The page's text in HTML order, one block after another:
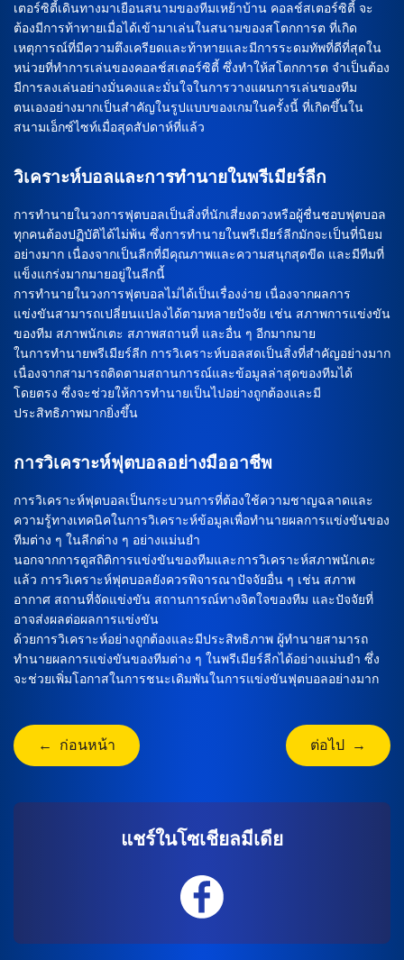
เตอร์ซิตี้เดินทางมาเยือนสนามของทีมเหย้าบ้าน คอลช์สเตอร์ซิตี้ จะ
ต้องมีการท้าทายเมื่อได้เข้ามาเล่นในสนามของสโตกการต ที่เกิด
เหตุการณ์ที่มีความตึงเครียดและท้าทายและมีการระดมทัพที่ดีที่สุดใน
หน่วยที่ทำการเล่นของคอลช์สเตอร์ซิตี้ ซึ่งทำให้สโตกการต จำเป็นต้อง
มีการลงเล่นอย่างมั่นคงและมั่นใจในการวางแผนการเล่นของทีม
ตนเองอย่างมากเป็นสำคัญในรูปแบบของเกมในครั้งนี้ ที่เกิดขึ้นใน
สนามเอ็กซ์ไซท์เมื่อสุดสัปดาห์ที่แล้ว
วิเคราะห์บอลและการทำนายในพรีเมียร์ลีก
การทำนายในวงการฟุตบอลเป็นสิ่งที่นักเสี่ยงดวงหรือผู้ชื่นชอบฟุตบอล
ทุกคนต้องปฏิบัติได้ไม่พ้น ซึ่งการทำนายในพรีเมียร์ลีกมักจะเป็นที่นิยม
อย่างมาก เนื่องจากเป็นลีกที่มีคุณภาพและความสนุกสุดขีด และมีทีมที่
แข็งแกร่งมากมายอยู่ในลีกนี้
การทำนายในวงการฟุตบอลไม่ได้เป็นเรื่องง่าย เนื่องจากผลการ
แข่งขันสามารถเปลี่ยนแปลงได้ตามหลายปัจจัย เช่น สภาพการแข่งขัน
ของทีม สภาพนักเตะ สภาพสถานที่ และอื่น ๆ อีกมากมาย
ในการทำนายพรีเมียร์ลีก การวิเคราะห์บอลสดเป็นสิ่งที่สำคัญอย่างมาก
เนื่องจากสามารถติดตามสถานการณ์และข้อมูลล่าสุดของทีมได้
โดยตรง ซึ่งจะช่วยให้การทำนายเป็นไปอย่างถูกต้องและมี
ประสิทธิภาพมากยิ่งขึ้น
การวิเคราะห์ฟุตบอลอย่างมืออาชีพ
การวิเคราะห์ฟุตบอลเป็นกระบวนการที่ต้องใช้ความชาญฉลาดและ
ความรู้ทางเทคนิคในการวิเคราะห์ข้อมูลเพื่อทำนายผลการแข่งขันของ
ทีมต่าง ๆ ในลีกต่าง ๆ อย่างแม่นยำ
นอกจากการดูสถิติการแข่งขันของทีมและการวิเคราะห์สภาพนักเตะ
แล้ว การวิเคราะห์ฟุตบอลยังควรพิจารณาปัจจัยอื่น ๆ เช่น สภาพ
อากาศ สถานที่จัดแข่งขัน สถานการณ์ทางจิตใจของทีม และปัจจัยที่
อาจส่งผลต่อผลการแข่งขัน
ด้วยการวิเคราะห์อย่างถูกต้องและมีประสิทธิภาพ ผู้ทำนายสามารถ
ทำนายผลการแข่งขันของทีมต่าง ๆ ในพรีเมียร์ลีกได้อย่างแม่นยำ ซึ่ง
จะช่วยเพิ่มโอกาสในการชนะเดิมพันในการแข่งขันฟุตบอลอย่างมาก
← ก่อนหน้า ต่อไป →
แชร์ในโซเชียลมีเดีย